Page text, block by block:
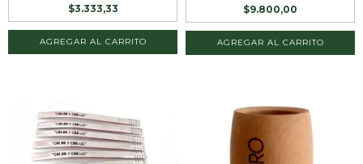
$3.333,33
$9.800,00
AGREGAR AL CARRITO